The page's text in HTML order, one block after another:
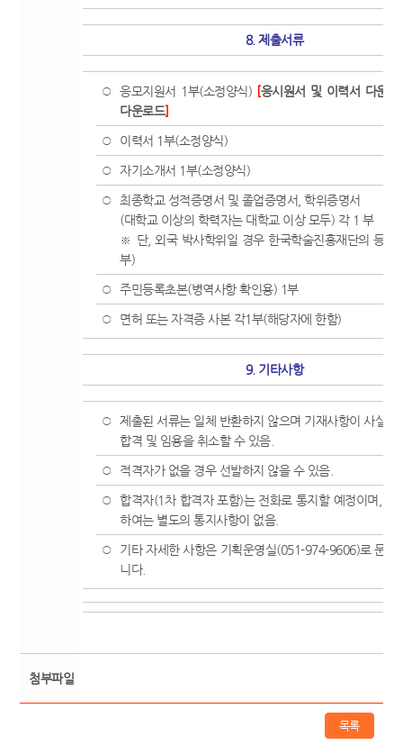
8. 제출서류
○ 응모지원서 1부(소정양식) [응시원서 및 이력서 다운로
다운로드]
○ 이력서 1부(소정양식)
○ 자기소개서 1부(소정양식)
○
최종학교 성적증명서 및 졸업증명서, 학위증명서
(대학교 이상의 학력자는 대학교 이상 모두) 각 1 부
※ 단, 외국 박사학위일 경우 한국학술진흥재단의 등록
부)
○ 주민등록초본(병역사항 확인용) 1부
○ 면허 또는 자격증 사본 각1부(해당자에 한함)
9. 기타사항
○
제출된 서류는 일체 반환하지 않으며 기재사항이 사실과
합격 및 임용을 취소할 수 있음.
○ 적격자가 없을 경우 선발하지 않을 수 있음.
○
합격자(1차 합격자 포함)는 전화로 통지할 예정이며, 불
하여는 별도의 통지사항이 없음.
○
기타 자세한 사항은 기획운영실(051-974-9606)로 문의
니다.
첨부파일
목록